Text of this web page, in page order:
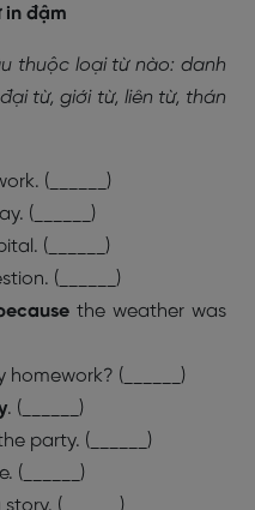
in đậm
thuộc loại từ nào: danh
từ, giới từ, liên từ, thán
(______)
(______)
(______)
(______)
the weather was
homework? (______)
. (______)
party. (______)
(______)
(______)